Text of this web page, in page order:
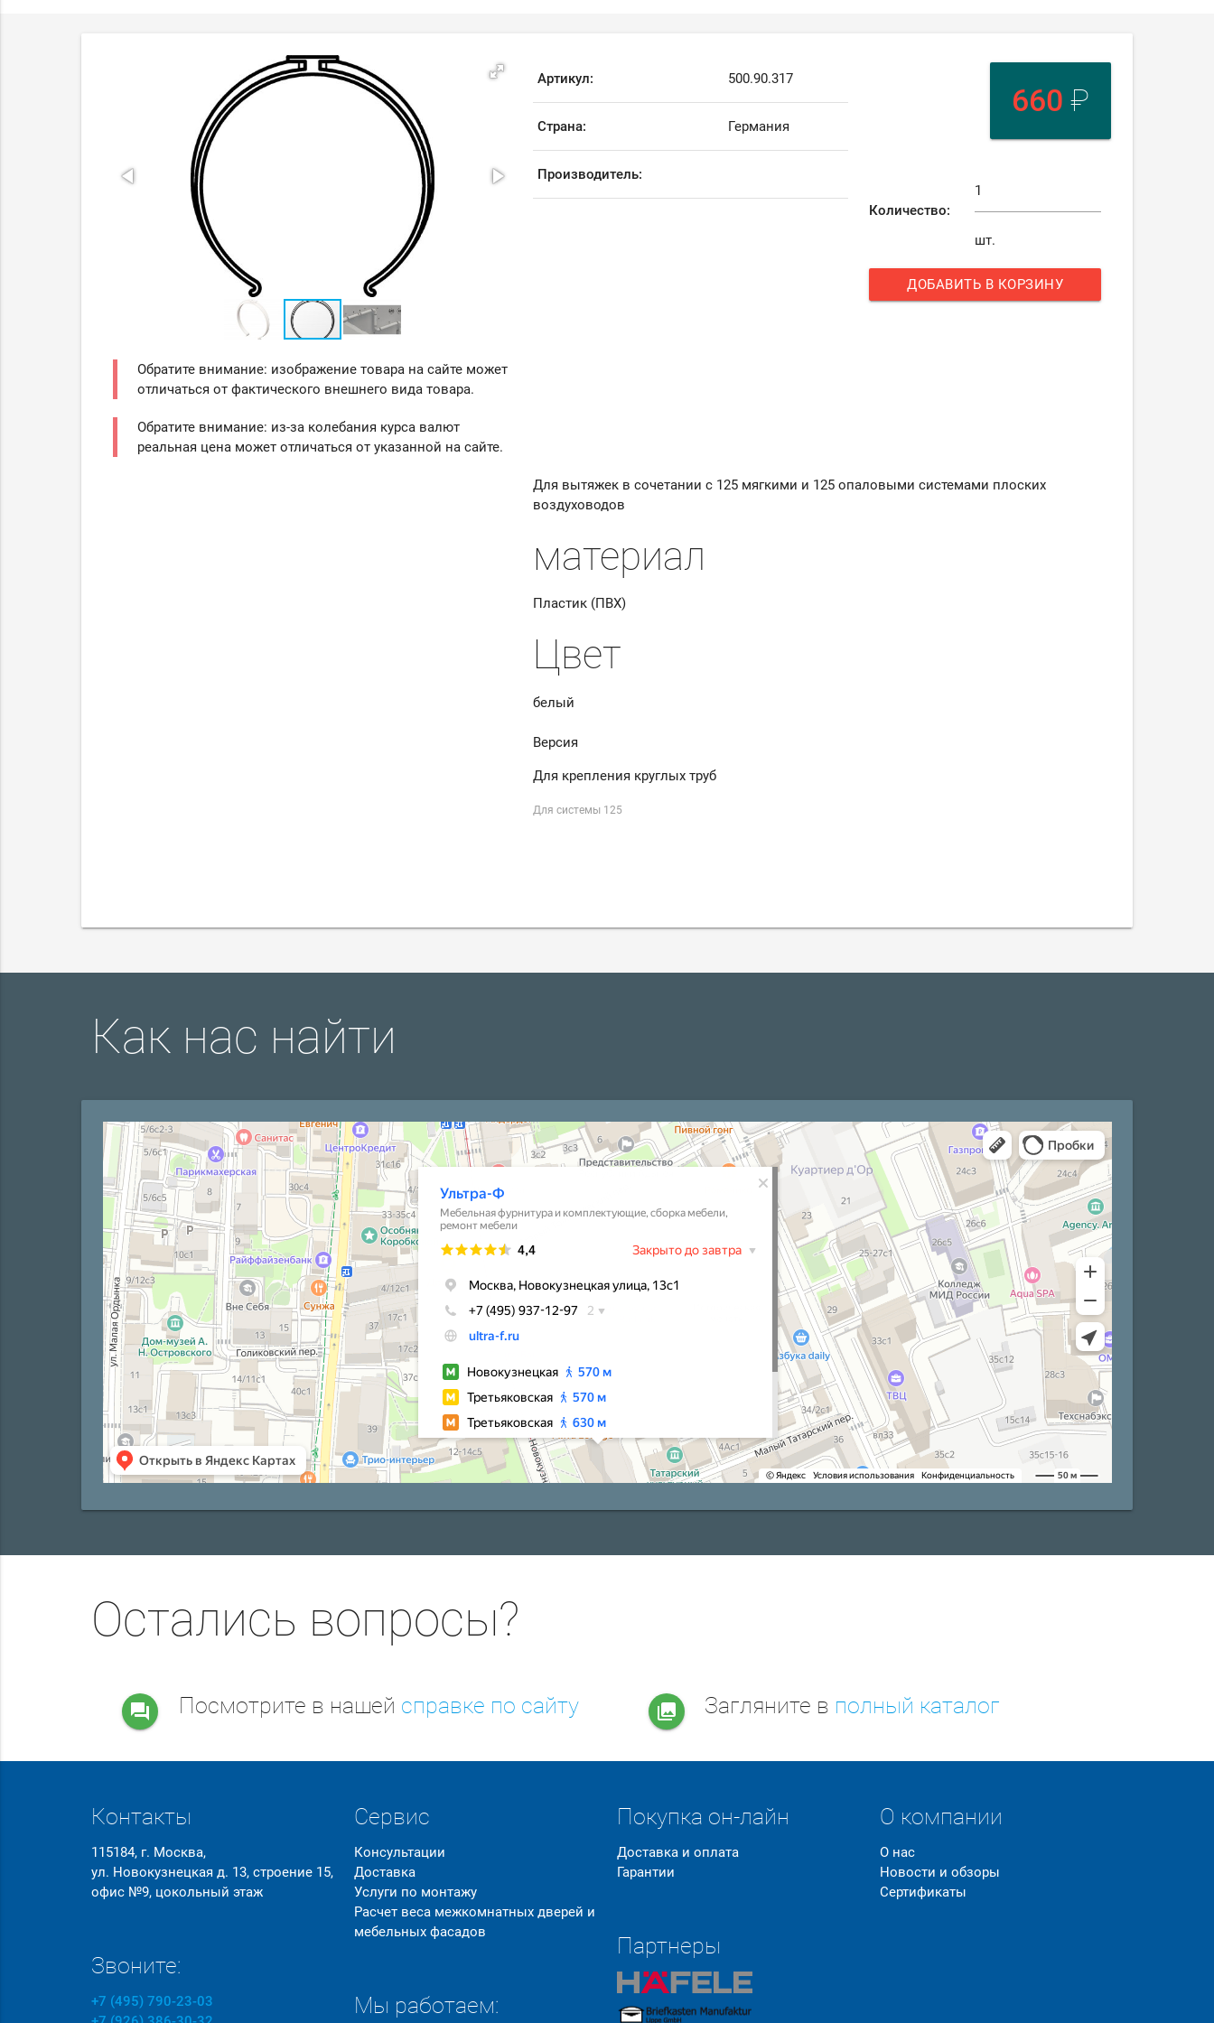
Обратите внимание: изображение товара на сайте может
отличаться от фактического внешнего вида товара.
Обратите внимание: из-за колебания курса валют
реальная цена может отличаться от указанной на сайте.
Артикул: 500.90.317
Страна: Германия
Производитель:
660 ₽
Количество:
шт.
ДОБАВИТЬ В КОРЗИНУ
Для вытяжек в сочетании с 125 мягкими и 125 опаловыми системами плоских
воздуховодов
материал
Пластик (ПВХ)
Цвет
белый
Версия
Для крепления круглых труб
Для системы 125
Как нас найти
Остались вопросы?
question_answer Посмотрите в нашей справке по сайту collections Загляните в полный каталог
Контакты
115184, г. Москва,
ул. Новокузнецкая д. 13, строение 15,
офис №9, цокольный этаж
Звоните:
+7 (495) 790-23-03
Сервис
Консультации
Доставка
Услуги по монтажу
Расчет веса межкомнатных дверей и
мебельных фасадов
Мы работаем:
Покупка он-лайн
Доставка и оплата
Гарантии
Партнеры
О компании
О нас
Новости и обзоры
Сертификаты